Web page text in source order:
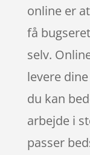
online er
få
selv.
levere
du kan
arbejde i
passer